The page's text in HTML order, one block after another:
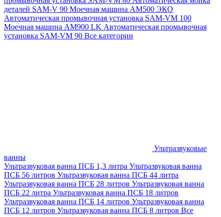
деталей SAM-V 90 Моечная машина АМ500 ЭКО
Автоматическая промывочная установка SAM-VM 100
Моечная машина AM900 LK Автоматическая промывочная
установка SAM-VM 90 Все категории
Ультразвуковые
ванны
Ультразвуковая ванна ПСБ 1,3 литра Ультразвуковая ванна
ПСБ 56 литров Ультразвуковая ванна ПСБ 44 литра
Ультразвуковая ванна ПСБ 28 литров Ультразвуковая ванна
ПСБ 22 литра Ультразвуковая ванна ПСБ 18 литров
Ультразвуковая ванна ПСБ 14 литров Ультразвуковая ванна
ПСБ 12 литров Ультразвуковая ванна ПСБ 8 литров Все